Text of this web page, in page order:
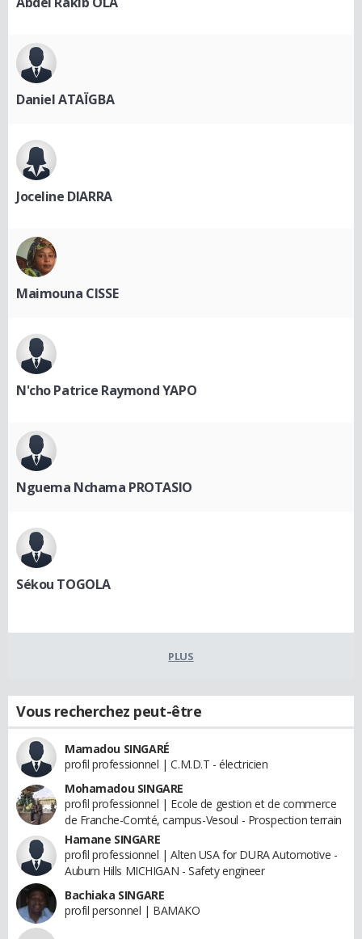
Daniel ATAÏGBA
Joceline DIARRA
Maimouna CISSE
N'cho Patrice Raymond YAPO
Nguema Nchama PROTASIO
Sékou TOGOLA
PLUS
Vous recherchez peut-être
Mamadou SINGARÉ
profil professionnel | C.M.D.T - électricien
Mohamadou SINGARE
profil professionnel | Ecole de gestion et de commerce
de Franche-Comté, campus-Vesoul - Prospection terrain
Hamane SINGARE
profil professionnel | Alten USA for DURA Automotive -
Auburn Hills MICHIGAN - Safety engineer
Bachiaka SINGARE
profil personnel | BAMAKO